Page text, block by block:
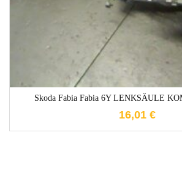
Skoda Fabia Fabia 6Y LENKSÄULE
16,01 €